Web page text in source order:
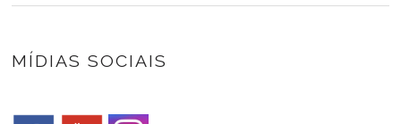
MÍDIAS SOCIAIS